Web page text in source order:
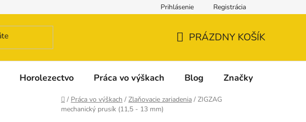
Reklamácia a vrátenie tovaru
Prihlásenie Registrácia
KOŠÍK
PRÁZDNY KOŠÍK
Horolezectvo Práca vo výškach Blog Značky
Domov
/ Práca vo výškach / Zlaňovacie zariadenia / ZIGZAG
mechanický prusík (11,5 - 13 mm)